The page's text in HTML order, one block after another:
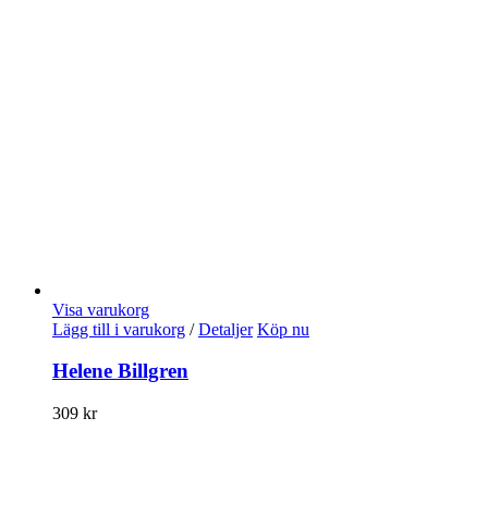
Visa varukorg
Lägg till i varukorg / Detaljer Köp nu
Helene Billgren
309 kr